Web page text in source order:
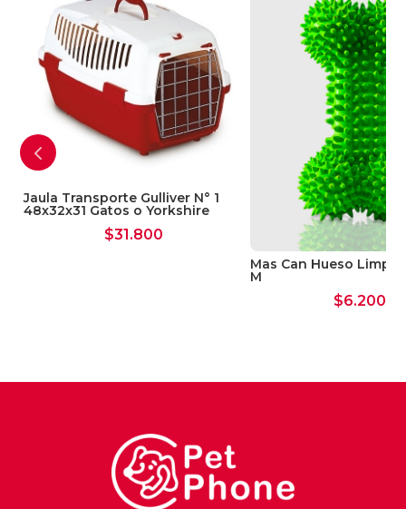
Jaula Transporte Gulliver N° 1
48x32x31 Gatos o Yorkshire
$31.800
Mas Can Hueso
M
$6.200